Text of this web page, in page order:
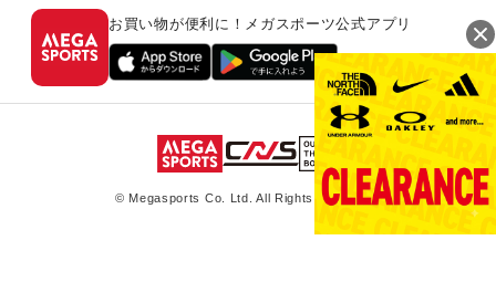
お買い物が便利に！メガスポーツ公式アプリ
© Megasports Co. Ltd. All Rights Reserved.